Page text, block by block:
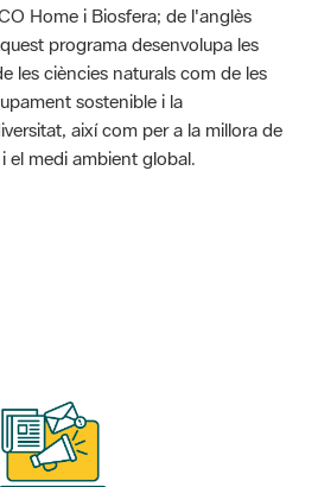
Home i Biosfera; de l'anglès
programa desenvolupa les
les ciències naturals com de les
sostenible i la
així com per a la millora de
el medi ambient global.
valoración media es de 0 estrellas de